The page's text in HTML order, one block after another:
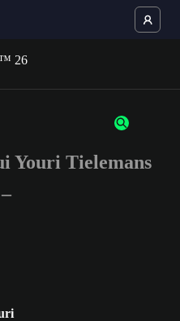
or numbers
Youri Tielemans